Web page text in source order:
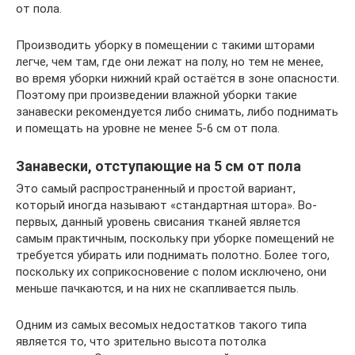
от пола.
Производить уборку в помещении с такими шторами
легче, чем там, где они лежат на полу, но тем не менее,
во время уборки нижний край остаётся в зоне опасности.
Поэтому при произведении влажной уборки такие
занавески рекомендуется либо снимать, либо поднимать
и помещать на уровне не менее 5-6 см от пола.
Занавески, отступающие на 5 см от пола
Это самый распространенный и простой вариант,
который иногда называют «стандартная штора». Во-
первых, данный уровень свисания тканей является
самым практичным, поскольку при уборке помещений не
требуется убирать или поднимать полотно. Более того,
поскольку их соприкосновение с полом исключено, они
меньше пачкаются, и на них не скапливается пыль.
Одним из самых весомых недостатков такого типа
является то, что зрительно высота потолка